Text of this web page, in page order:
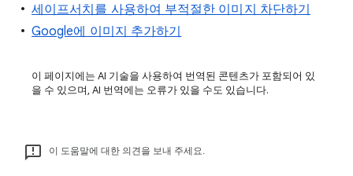
세이프서치를 사용하여 부적절한 이미지 차단하기
Google에 이미지 추가하기
이 페이지에는 AI 기술을 사용하여 번역된 콘텐츠가 포함되어 있
을 수 있으며, AI 번역에는 오류가 있을 수도 있습니다.
이 도움말에 대한 의견을 보내 주세요.